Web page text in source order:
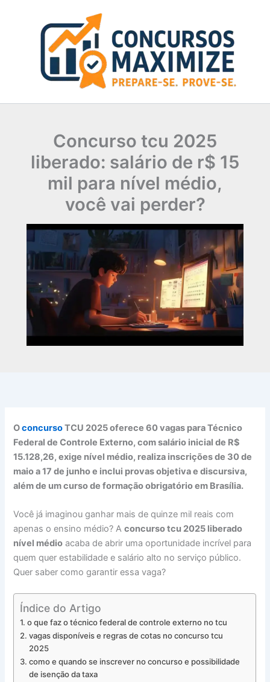
Concurso tcu 2025
liberado: salário de r$ 15
mil para nível médio,
você vai perder?
OconcursoTCU 2025 oferece 60 vagas para Técnico
Federal de Controle Externo, com salário inicial de R$
15.128,26, exige nível médio, realiza inscrições de 30 de
maio a 17 de junho e inclui provas objetiva e discursiva,
além de um curso de formação obrigatório em Brasília.
Você já imaginou ganhar mais de quinze mil reais com
apenas o ensino médio? Aconcurso tcu 2025 liberado
nível médio acaba de abrir uma oportunidade incrível para
quem quer estabilidade e salário alto no serviço público.
Quer saber como garantir essa vaga?
Índice do Artigo
o que faz o técnico federal de controle externo no tcu
vagas disponíveis e regras de cotas no concurso tcu
2025
como e quando se inscrever no concurso e possibilidade
de isenção da taxa